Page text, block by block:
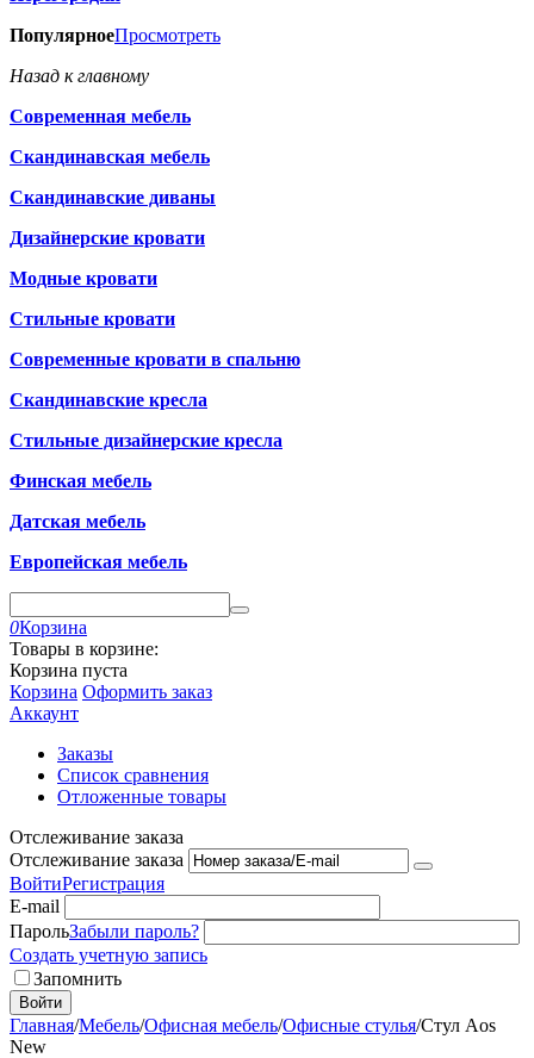
ПопулярноеПросмотреть
Назад к главному
Современная мебель
Скандинавская мебель
Скандинавские диваны
Дизайнерские кровати
Модные кровати
Стильные кровати
Современные кровати в спальню
Скандинавские кресла
Стильные дизайнерские кресла
Финская мебель
Датская мебель
Европейская мебель
0Корзина
Товары в корзине:
Корзина пуста
Корзина Оформить заказ
Аккаунт
Заказы
Список сравнения
Отложенные товары
Отслеживание заказа
Отслеживание заказа
ВойтиРегистрация
E-mail
ПарольЗабыли пароль?
Создать учетную запись
Запомнить
Войти
Главная/Мебель/Офисная мебель/Офисные стулья/Стул Aos
New